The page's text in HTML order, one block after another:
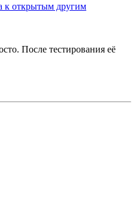
к открытым другим
После тестирования её